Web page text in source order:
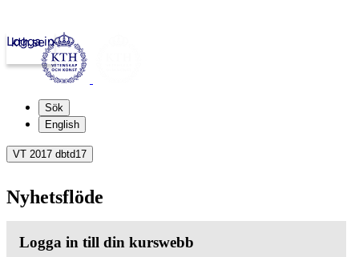
kth.se
Logga in
Sök
English
VT 2017 dbtd17
Nyhetsflöde
Logga in till din kurswebb